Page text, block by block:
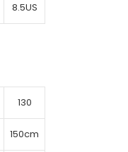
8.5US
130
150cm